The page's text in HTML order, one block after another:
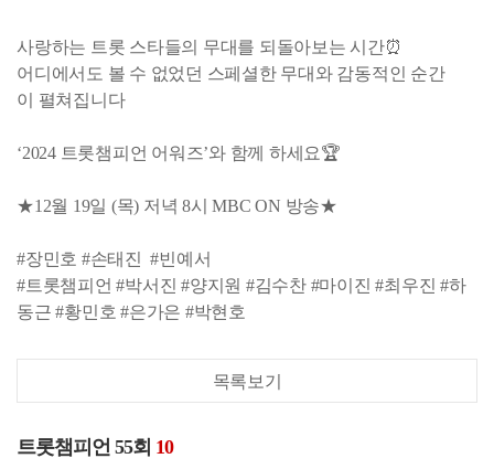
사랑하는 트롯 스타들의 무대를 되돌아보는 시간⏰
어디에서도 볼 수 없었던 스페셜한 무대와 감동적인 순간
이 펼쳐집니다
‘2024 트롯챔피언 어워즈’와 함께 하세요🏆
★12월 19일 (목) 저녁 8시 MBC ON 방송★
#장민호 #손태진 #빈예서
#트롯챔피언 #박서진 #양지원 #김수찬 #마이진 #최우진 #하
동근 #황민호 #은가은 #박현호
목록보기
트롯챔피언 55회 10